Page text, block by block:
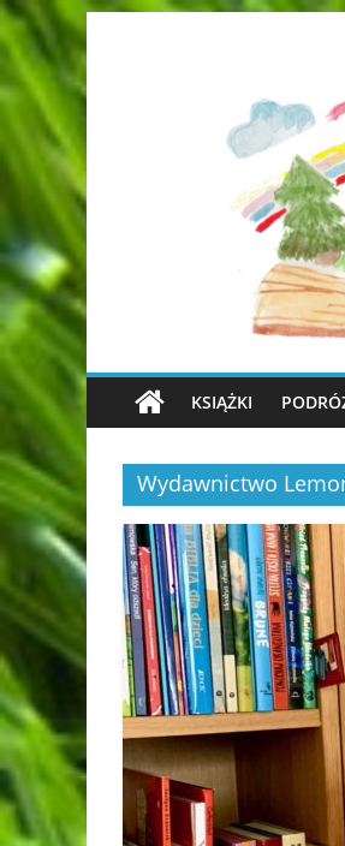
KSIĄŻKI
Wydawnictwo